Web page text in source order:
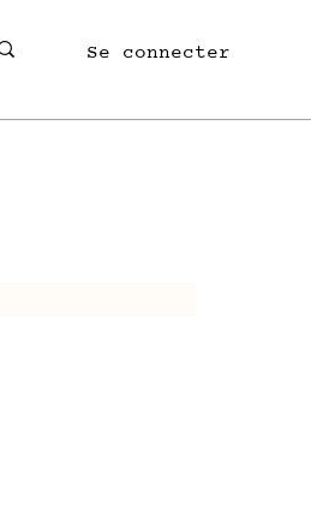
Se connecter